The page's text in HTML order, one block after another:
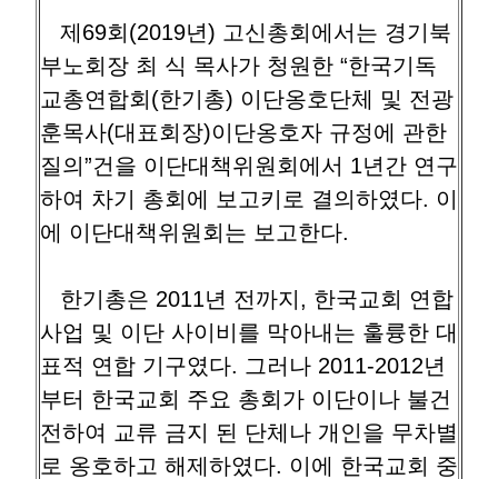
제69회(2019년) 고신총회에서는 경기북
부노회장 최 식 목사가 청원한 “한국기독
교총연합회(한기총) 이단옹호단체 및 전광
훈목사(대표회장)이단옹호자 규정에 관한
질의”건을 이단대책위원회에서 1년간 연구
하여 차기 총회에 보고키로 결의하였다. 이
에 이단대책위원회는 보고한다.
한기총은 2011년 전까지, 한국교회 연합
사업 및 이단 사이비를 막아내는 훌륭한 대
표적 연합 기구였다. 그러나 2011-2012년
부터 한국교회 주요 총회가 이단이나 불건
전하여 교류 금지 된 단체나 개인을 무차별
로 옹호하고 해제하였다. 이에 한국교회 중